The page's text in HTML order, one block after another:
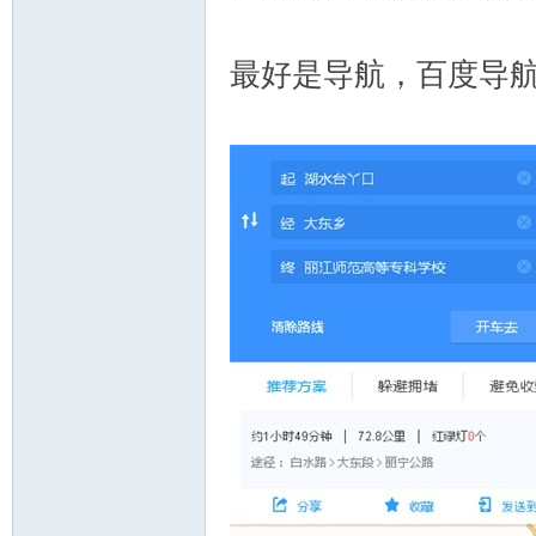
最好是导航，百度导